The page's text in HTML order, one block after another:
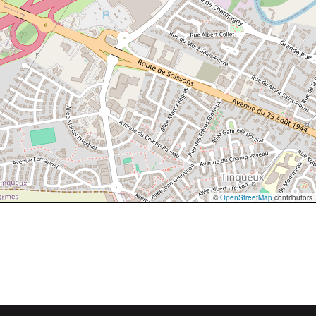
©OpenStreetMapcontributors